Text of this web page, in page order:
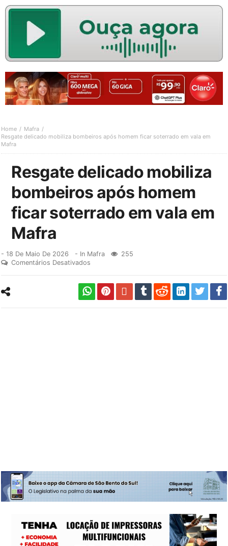
Home
Mafra
Resgate delicado mobiliza bombeiros após homem ficar soterrado em vala em
Mafra
Resgate delicado mobiliza
bombeiros após homem
ficar soterrado em vala em
Mafra
-18 De Maio De 2026 - In Mafra
255
Comentários Desativados